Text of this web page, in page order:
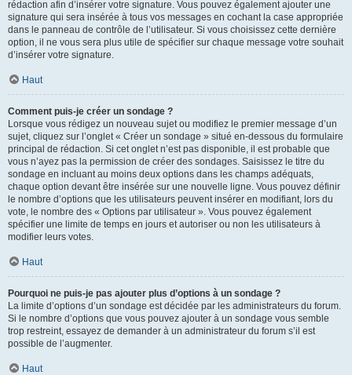
rédaction afin d’insérer votre signature. Vous pouvez également ajouter une
signature qui sera insérée à tous vos messages en cochant la case appropriée
dans le panneau de contrôle de l’utilisateur. Si vous choisissez cette dernière
option, il ne vous sera plus utile de spécifier sur chaque message votre souhait
d’insérer votre signature.
Haut
Comment puis-je créer un sondage ?
Lorsque vous rédigez un nouveau sujet ou modifiez le premier message d’un
sujet, cliquez sur l’onglet « Créer un sondage » situé en-dessous du formulaire
principal de rédaction. Si cet onglet n’est pas disponible, il est probable que
vous n’ayez pas la permission de créer des sondages. Saisissez le titre du
sondage en incluant au moins deux options dans les champs adéquats,
chaque option devant être insérée sur une nouvelle ligne. Vous pouvez définir
le nombre d’options que les utilisateurs peuvent insérer en modifiant, lors du
vote, le nombre des « Options par utilisateur ». Vous pouvez également
spécifier une limite de temps en jours et autoriser ou non les utilisateurs à
modifier leurs votes.
Haut
Pourquoi ne puis-je pas ajouter plus d’options à un sondage ?
La limite d’options d’un sondage est décidée par les administrateurs du forum.
Si le nombre d’options que vous pouvez ajouter à un sondage vous semble
trop restreint, essayez de demander à un administrateur du forum s’il est
possible de l’augmenter.
Haut